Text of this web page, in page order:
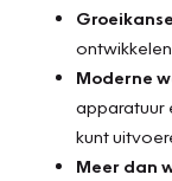
Moderne
apparatuur
kunt
Meer dan